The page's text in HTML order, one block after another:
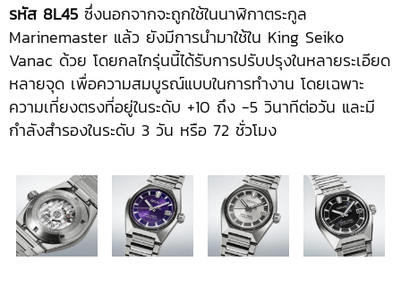
รหัส 8L45 ซึ่งนอกจากจะถูกใช้ในนาฬิกาตระกูล
Marinemaster แล้ว ยังมีการนำมาใช้ใน King Seiko
Vanac ด้วย โดยกลไกรุ่นนี้ได้รับการปรับปรุงในหลายระเอียด
หลายจุด เพื่อความสมบูรณ์แบบในการทำงาน โดยเฉพาะ
ความเที่ยงตรงที่อยู่ในระดับ +10 ถึง -5 วินาทีต่อวัน และมี
กำลังสำรองในระดับ 3 วัน หรือ 72 ชั่วโมง